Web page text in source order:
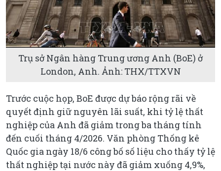
Trụ sở Ngân hàng Trung ương Anh (BoE) ở
London, Anh. Ảnh: THX/TTXVN
Trước cuộc họp, BoE được dự báo rộng rãi về
quyết định giữ nguyên lãi suất, khi tỷ lệ thất
nghiệp của Anh đã giảm trong ba tháng tính
đến cuối tháng 4/2026. Văn phòng Thống kê
Quốc gia ngày 18/6 công bố số liệu cho thấy tỷ lệ
thất nghiệp tại nước này đã giảm xuống 4,9%,